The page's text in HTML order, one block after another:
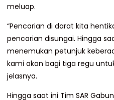
meluap.
“Pencarian di darat kita
pencarian disungai. Hingga
menemukan petunjuk
kami akan bagi tiga regu
jelasnya.
Hingga saat ini Tim SAR